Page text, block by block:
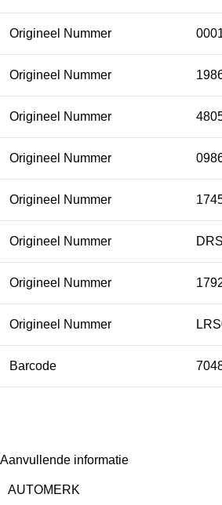
Origineel Nummer
Origineel Nummer
Origineel Nummer
Origineel Nummer
Origineel Nummer
Origineel Nummer
Origineel Nummer
Origineel Nummer
Barcode
Aanvullende informatie
AUTOMERK